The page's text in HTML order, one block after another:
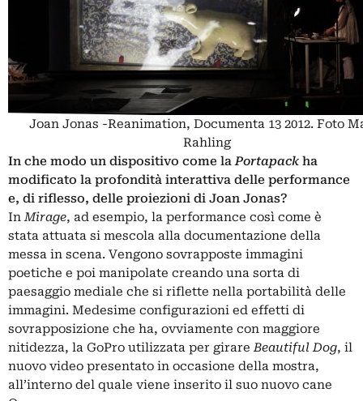
Joan Jonas -Reanimation, Documenta 13 2012. Foto
Rahling
In che modo un dispositivo come laPortapack ha
modificato la profondità interattiva delle performance
e, di riflesso, delle proiezioni di Joan Jonas?
InMirage, ad esempio, la performance così come è
stata attuata si mescola alla documentazione della
messa in scena. Vengono sovrapposte immagini
poetiche e poi manipolate creando una sorta di
paesaggio mediale che si riflette nella portabilità delle
immagini. Medesime configurazioni ed effetti di
sovrapposizione che ha, ovviamente con maggiore
nitidezza, la GoPro utilizzata per girareBeautiful Dog, il
nuovo video presentato in occasione della mostra,
all’interno del quale viene inserito il suo nuovo cane